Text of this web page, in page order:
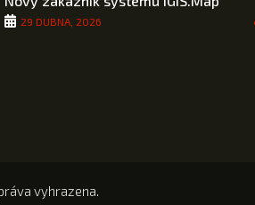
29 DUBNA, 2026
vyhrazena.